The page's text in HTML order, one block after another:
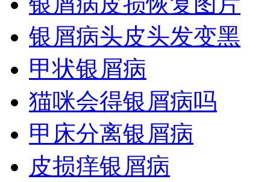
银屑病头皮头发变黑
甲状银屑病
猫咪会得银屑病吗
甲床分离银屑病
皮损痒银屑病